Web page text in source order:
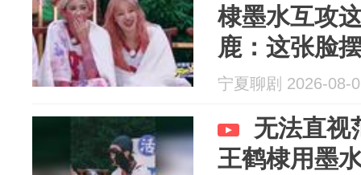
棣墨水互攻
鹿：这张脸
宁夏聊剧 2026-08-
无法直视
王鹤棣用墨